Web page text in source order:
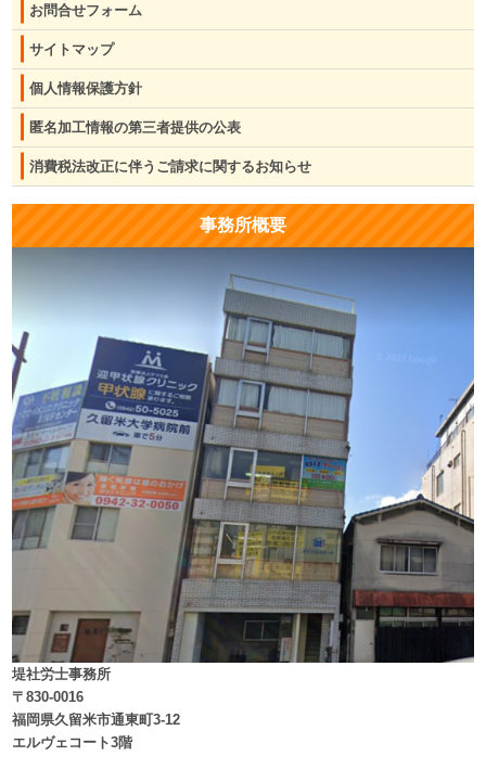
お問合せフォーム
サイトマップ
個人情報保護方針
匿名加工情報の第三者提供の公表
消費税法改正に伴うご請求に関するお知らせ
事務所概要
堤社労士事務所
〒830-0016
福岡県久留米市通東町3-12
エルヴェコート3階